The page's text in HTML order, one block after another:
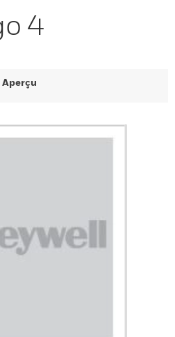
4
Aperçu